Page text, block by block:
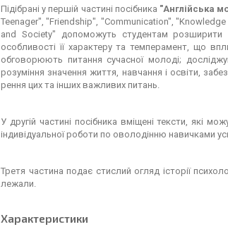
Підібрані у першій частині посібника "Англійська
Teenager", "Friendship", "Communication",
and Society" допоможуть студентам розширити
особливості її характеру та темперамент, що
обговорюють питання сучасної молоді;
розуміння значення життя, навчання і освіти,
рення цих та інших важливих питань.
У другій частині посібника вміщені тексти, які
індивідуальної роботи по оволодінню навичками
Третя частина подає стислий огляд історії
лежали.
Характеристики